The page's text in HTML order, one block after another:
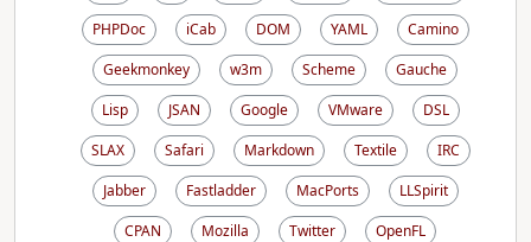
PHPDoc
iCab DOM YAML
Camino
Geekmonkey
w3m Scheme
Gauche
Lisp
JSAN Google VMware
DSL
SLAX
Safari Markdown Textile
IRC
Jabber
Fastladder MacPorts
LLSpirit
CPAN
Mozilla Twitter
OpenFL